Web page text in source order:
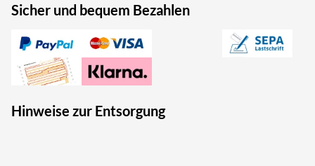
Sicher und bequem Bezahlen
Hinweise zur Entsorgung